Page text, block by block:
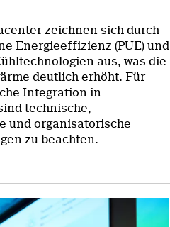
zeichnen sich durch
Energieeffizienz (PUE) und
aus, was die
deutlich erhöht. Für
Integration in
technische,
und organisatorische
zu beachten.